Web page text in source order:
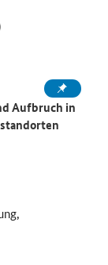
Aufbruch in